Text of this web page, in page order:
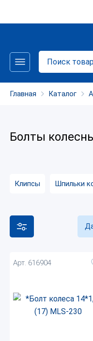
Главная Каталог
Болты
Клипсы Шпильки
Арт. 616904